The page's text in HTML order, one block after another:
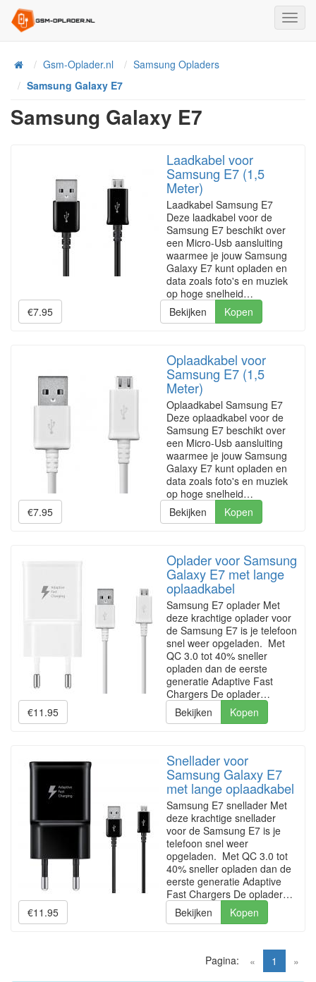
HomeGsm-Oplader.nl
Samsung Opladers
Samsung Galaxy E7
Samsung Galaxy E7
Laadkabel voor
Samsung E7 (1,5
Meter)
Laadkabel Samsung E7
Deze laadkabel voor de
Samsung E7 beschikt over
een Micro-Usb aansluiting
waarmee je jouw Samsung
Galaxy E7 kunt opladen en
data zoals foto's en muziek
op hoge snelheid…
€7.95
Bekijken Kopen
Oplaadkabel voor
Samsung E7 (1,5
Meter)
Oplaadkabel Samsung E7
Deze oplaadkabel voor de
Samsung E7 beschikt over
een Micro-Usb aansluiting
waarmee je jouw Samsung
Galaxy E7 kunt opladen en
data zoals foto's en muziek
op hoge snelheid…
€7.95
Bekijken Kopen
Oplader voor Samsung
Galaxy E7 met lange
oplaadkabel
Samsung E7 oplader Met
deze krachtige oplader voor
de Samsung E7 is je telefoon
snel weer opgeladen. Met
QC 3.0 tot 40% sneller
opladen dan de eerste
generatie Adaptive Fast
Chargers De oplader…
€11.95
Bekijken Kopen
Snellader voor
Samsung Galaxy E7
met lange oplaadkabel
Samsung E7 snellader Met
deze krachtige snellader
voor de Samsung E7 is je
telefoon snel weer
opgeladen. Met QC 3.0 tot
40% sneller opladen dan de
eerste generatie Adaptive
Fast Chargers De oplader…
€11.95
Bekijken Kopen
« 1 (current)
»
Pagina: